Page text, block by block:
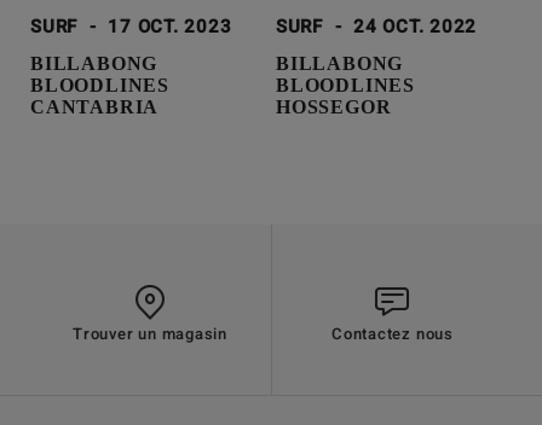
SURF - 17 OCT. 2023
BILLABONG
BLOODLINES
CANTABRIA
SURF - 24 OCT. 2022
BILLABONG
BLOODLINES
HOSSEGOR
Trouver un magasin Contactez nous